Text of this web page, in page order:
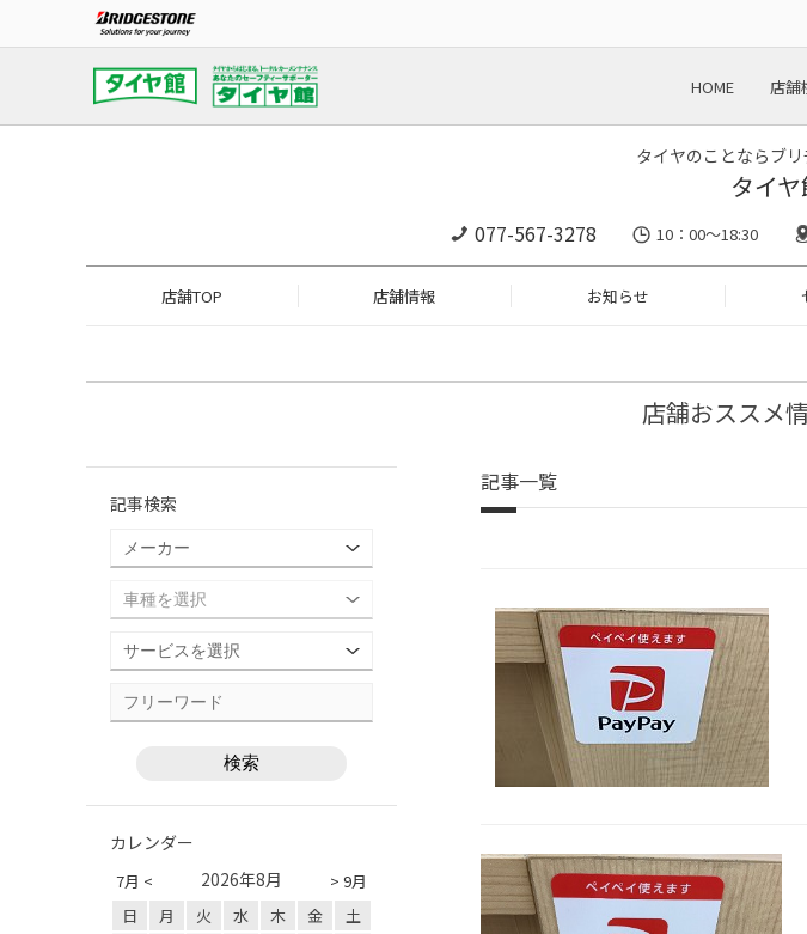
HOME 店舗
タイヤのことならブ
タイ
077-567-3278 10：00～18:30
店舗TOP 店舗情報 お知らせ
店舗おススメ
記事一覧
記事検索
カレンダー
7月 < > 9月
2026年8月
日 月 火 水 木 金
土